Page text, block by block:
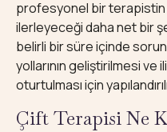
profesyonel bir terapistin
ilerleyeceği daha net bir
belirli bir süre içinde
yollarının geliştirilmesi ve
oturtulması için
Çift Terapisi Ne